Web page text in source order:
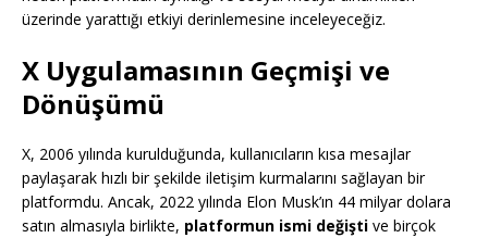
üzerinde yarattığı etkiyi derinlemesine inceleyeceğiz.
X Uygulamasının Geçmişi ve
Dönüşümü
X, 2006 yılında kurulduğunda, kullanıcıların kısa mesajlar
paylaşarak hızlı bir şekilde iletişim kurmalarını sağlayan bir
platformdu. Ancak, 2022 yılında Elon Musk’ın 44 milyar dolara
satın almasıyla birlikte, platformun ismi değişti ve birçok